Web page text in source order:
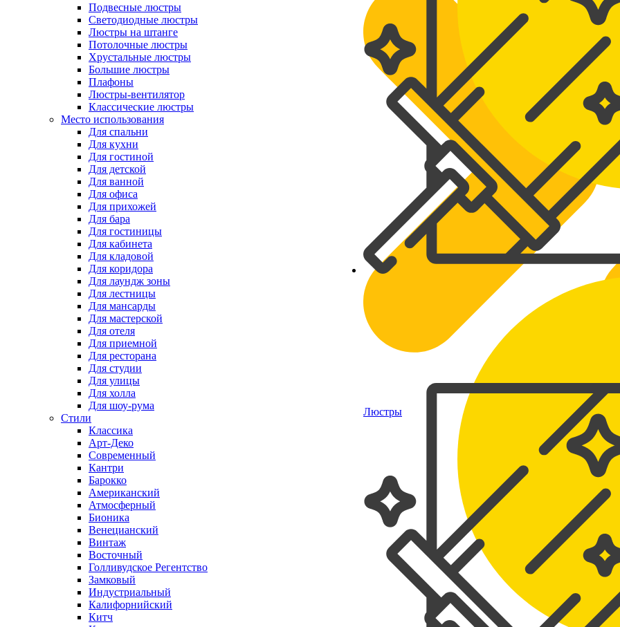
Люстры
Подвесные люстры
Светодиодные люстры
Люстры на штанге
Потолочные люстры
Хрустальные люстры
Большие люстры
Плафоны
Люстры-вентилятор
Классические люстры
Место использования
Для спальни
Для кухни
Для гостиной
Для детской
Для ванной
Для офиса
Для прихожей
Для бара
Для гостиницы
Для кабинета
Для кладовой
Для коридора
Для лаундж зоны
Для лестницы
Для мансарды
Для мастерской
Для отеля
Для приемной
Для ресторана
Для студии
Для улицы
Для холла
Для шоу-рума
Стили
Классика
Арт-Деко
Современный
Кантри
Барокко
Американский
Атмосферный
Бионика
Венецианский
Винтаж
Восточный
Голливудское Регентство
Замковый
Индустриальный
Калифорнийский
Китч